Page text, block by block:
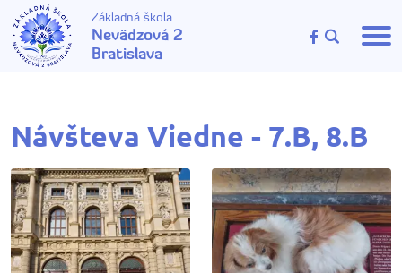
Základná škola
Nevädzová 2
Bratislava
Návšteva Viedne - 7.B, 8.B